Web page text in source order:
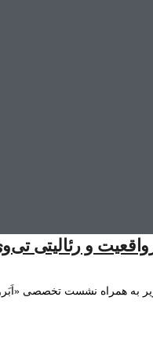
و رئالیتی
به همراه نشست تخصصی